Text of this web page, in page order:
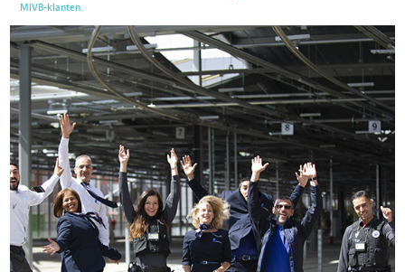
MIVB-klanten.